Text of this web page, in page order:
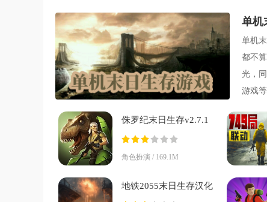
单机
单机
都不
光，
游戏
侏罗纪末日生存v2.7.1
安卓版
角色扮演 / 169.1M
地铁2055末日生存汉化